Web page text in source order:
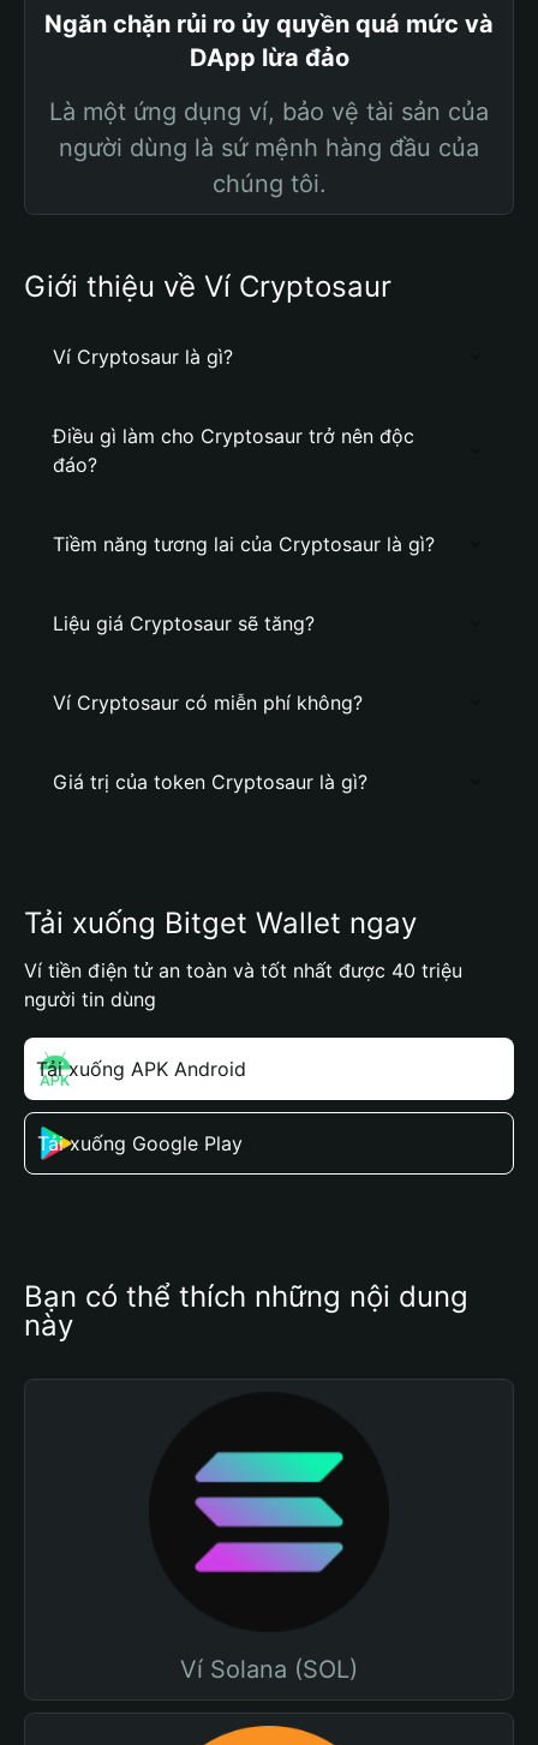
Ngăn chặn rủi ro ủy quyền quá mức và
DApp lừa đảo
Là một ứng dụng ví, bảo vệ tài sản của
người dùng là sứ mệnh hàng đầu của
chúng tôi.
Giới thiệu về Ví Cryptosaur
Ví Cryptosaur là gì?
Điều gì làm cho Cryptosaur trở nên độc
đáo?
Tiềm năng tương lai của Cryptosaur là gì?
Liệu giá Cryptosaur sẽ tăng?
Ví Cryptosaur có miễn phí không?
Giá trị của token Cryptosaur là gì?
Tải xuống Bitget Wallet ngay
Ví tiền điện tử an toàn và tốt nhất được 40 triệu
người tin dùng
Tải xuống APK Android
Tải xuống Google Play
Bạn có thể thích những nội dung
này
Ví Solana (SOL)